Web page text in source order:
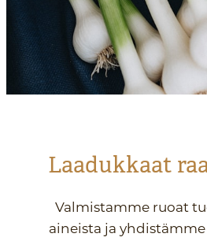
Laadukkaat
Valmistamme ruoat
aineista ja yhdistämme